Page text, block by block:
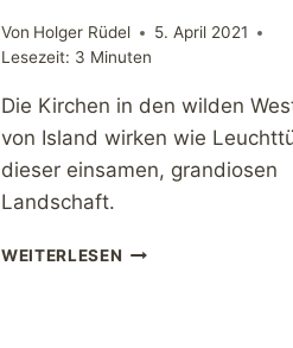
Von Holger Rüdel
5. April 2021
Lesezeit: 3 Minuten
Die Kirchen in den wilden
von Island wirken wie
dieser einsamen, grandiosen
Landschaft.
WEITERLESEN ISLAND.